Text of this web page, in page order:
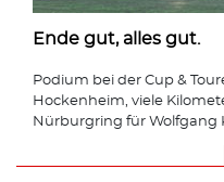
Ende gut, alles gut.
Podium bei der Cup &
Hockenheim, viele
Nürburgring für Wolfgang